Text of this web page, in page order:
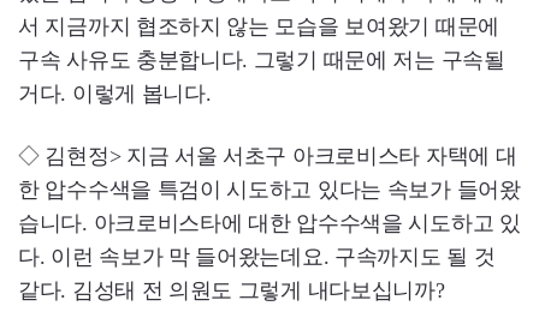
서 지금까지 협조하지 않는 모습을 보여왔기 때문에
구속 사유도 충분합니다. 그렇기 때문에 저는 구속될
거다. 이렇게 봅니다.
◇ 김현정> 지금 서울 서초구 아크로비스타 자택에 대
한 압수수색을 특검이 시도하고 있다는 속보가 들어왔
습니다. 아크로비스타에 대한 압수수색을 시도하고 있
다. 이런 속보가 막 들어왔는데요. 구속까지도 될 것
같다. 김성태 전 의원도 그렇게 내다보십니까?